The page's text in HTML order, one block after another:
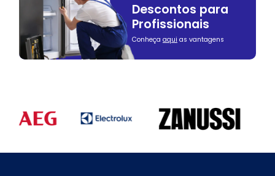
Descontos para
Profissionais
Conheça aqui as vantagens